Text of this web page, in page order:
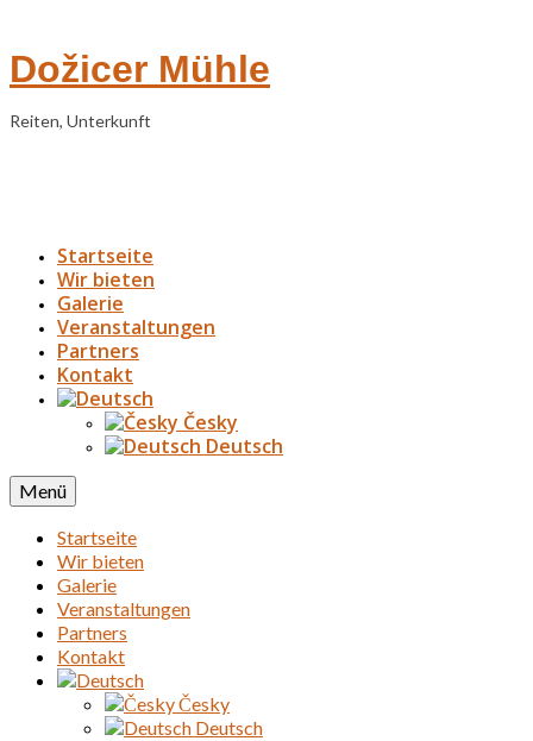
Dožicer Mühle
Reiten, Unterkunft
Startseite
Wir bieten
Galerie
Veranstaltungen
Partners
Kontakt
Česky
Deutsch
Menü
Startseite
Wir bieten
Galerie
Veranstaltungen
Partners
Kontakt
Česky
Deutsch